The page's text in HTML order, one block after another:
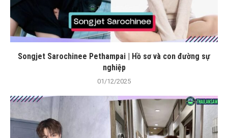
Songjet Sarochinee Pethampai | Hồ sơ và con đường sự
nghiệp
01/12/2025